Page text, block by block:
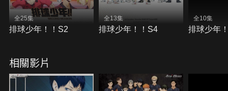
全25集
排球少年！！S2
全13集
排球少年！！S4
全10集
排球少年
相關影片